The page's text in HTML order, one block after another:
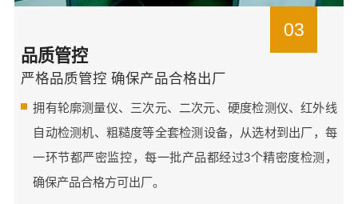
03
品质管控
严格品质管控 确保产品合格出厂
拥有轮廓测量仪、三次元、二次元、硬度检测仪、红外线
自动检测机、粗糙度等全套检测设备，从选材到出厂，每
一环节都严密监控，每一批产品都经过3个精密度检测，
确保产品合格方可出厂。